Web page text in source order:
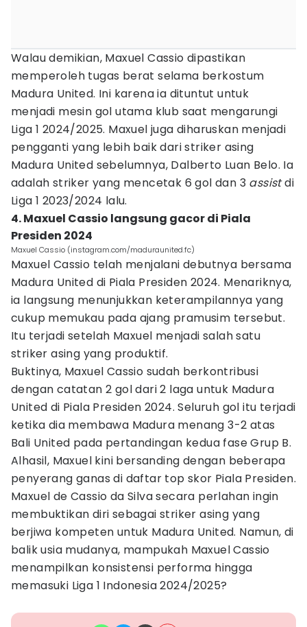
Walau demikian, Maxuel Cassio dipastikan
memperoleh tugas berat selama berkostum
Madura United. Ini karena ia dituntut untuk
menjadi mesin gol utama klub saat mengarungi
Liga 1 2024/2025. Maxuel juga diharuskan menjadi
pengganti yang lebih baik dari striker asing
Madura United sebelumnya, Dalberto Luan Belo. Ia
adalah striker yang mencetak 6 gol dan 3 assistdi
Liga 1 2023/2024 lalu.
4. Maxuel Cassio langsung gacor di Piala
Presiden 2024
Maxuel Cassio (instagram.com/maduraunited.fc)
Maxuel Cassio telah menjalani debutnya bersama
Madura United di Piala Presiden 2024. Menariknya,
ia langsung menunjukkan keterampilannya yang
cukup memukau pada ajang pramusim tersebut.
Itu terjadi setelah Maxuel menjadi salah satu
striker asing yang produktif.
Buktinya, Maxuel Cassio sudah berkontribusi
dengan catatan 2 gol dari 2 laga untuk Madura
United di Piala Presiden 2024. Seluruh gol itu terjadi
ketika dia membawa Madura menang 3-2 atas
Bali United pada pertandingan kedua fase Grup B.
Alhasil, Maxuel kini bersanding dengan beberapa
penyerang ganas di daftar top skor Piala Presiden.
Maxuel de Cassio da Silva secara perlahan ingin
membuktikan diri sebagai striker asing yang
berjiwa kompeten untuk Madura United. Namun, di
balik usia mudanya, mampukah Maxuel Cassio
menampilkan konsistensi performa hingga
memasuki Liga 1 Indonesia 2024/2025?